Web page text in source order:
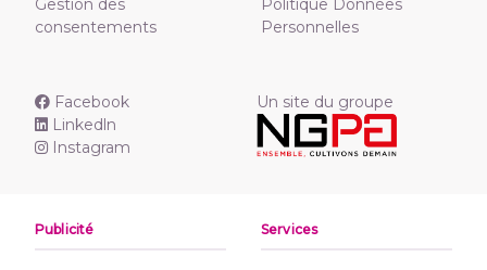
Gestion des
consentements
Politique Données
Personnelles
Facebook
Linkedln
Instagram
Un site du groupe
Publicité Services